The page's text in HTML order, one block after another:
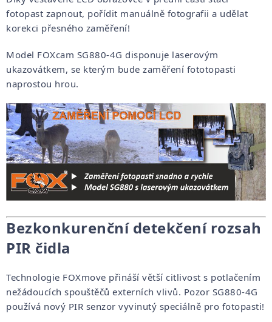
fotopast zapnout, pořídit manuálně fotografii a udělat
korekci přesného zaměření!
Model FOXcam SG880-4G disponuje laserovým
ukazovátkem, se kterým bude zaměření fototopasti
naprostou hrou.
Bezkonkurenční detekčení rozsah
PIR čidla
Technologie FOXmove přináší větší citlivost s potlačením
nežádoucích spouštěčů externích vlivů. Pozor SG880-4G
používá nový PIR senzor vyvinutý speciálně pro fotopasti!